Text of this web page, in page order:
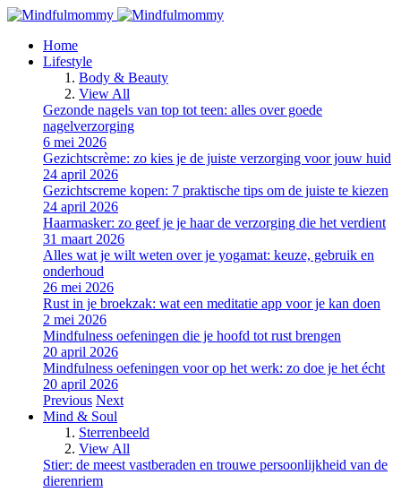
Home
Lifestyle
Body & Beauty
View All
Gezonde nagels van top tot teen: alles over goede
nagelverzorging
6 mei 2026
Gezichtscrème: zo kies je de juiste verzorging voor jouw huid
24 april 2026
Gezichtscreme kopen: 7 praktische tips om de juiste te kiezen
24 april 2026
Haarmasker: zo geef je je haar de verzorging die het verdient
31 maart 2026
Alles wat je wilt weten over je yogamat: keuze, gebruik en
onderhoud
26 mei 2026
Rust in je broekzak: wat een meditatie app voor je kan doen
2 mei 2026
Mindfulness oefeningen die je hoofd tot rust brengen
20 april 2026
Mindfulness oefeningen voor op het werk: zo doe je het écht
20 april 2026
Previous Next
Mind & Soul
Sterrenbeeld
View All
Stier: de meest vastberaden en trouwe persoonlijkheid van de
dierenriem